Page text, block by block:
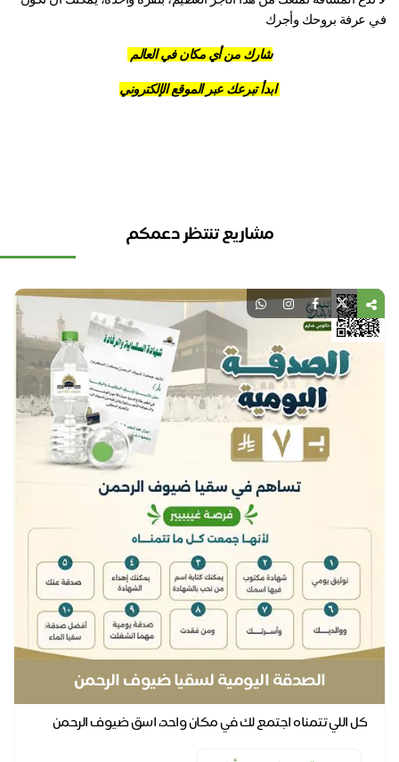
عرفة بروحك وأجرك
شارك من أي مكان في العالم
ابدأ تبرعك عبر الموقع الإلكتروني
مشاريع تنتظر دعمكم
الصدقة اليومية لسقيا ضيوف الرحمن
كل اللي تتمناه اجتمع لك في مكان واحد، اسق ضيوف الرحمن